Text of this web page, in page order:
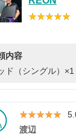
★★★★★
★★★★★
内容
ド（シングル）×1
★★★★★
★★★★★
渡辺